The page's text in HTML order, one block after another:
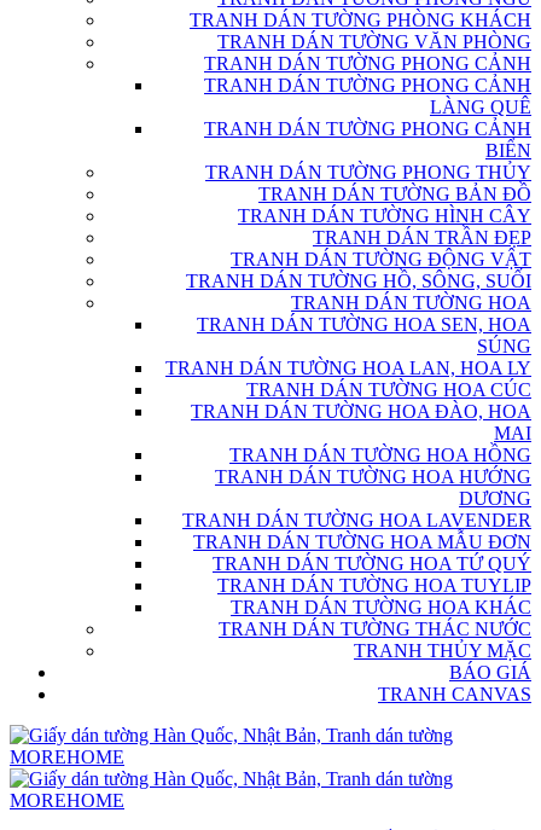
TRANH DÁN TƯỜNG PHÒNG KHÁCH
TRANH DÁN TƯỜNG VĂN PHÒNG
TRANH DÁN TƯỜNG PHONG CẢNH
TRANH DÁN TƯỜNG PHONG CẢNH
LÀNG QUÊ
TRANH DÁN TƯỜNG PHONG CẢNH
BIỂN
TRANH DÁN TƯỜNG PHONG THỦY
TRANH DÁN TƯỜNG BẢN ĐỒ
TRANH DÁN TƯỜNG HÌNH CÂY
TRANH DÁN TRẦN ĐẸP
TRANH DÁN TƯỜNG ĐỘNG VẬT
TRANH DÁN TƯỜNG HỒ, SÔNG, SUỐI
TRANH DÁN TƯỜNG HOA
TRANH DÁN TƯỜNG HOA SEN, HOA
SÚNG
TRANH DÁN TƯỜNG HOA LAN, HOA LY
TRANH DÁN TƯỜNG HOA CÚC
TRANH DÁN TƯỜNG HOA ĐÀO, HOA
MAI
TRANH DÁN TƯỜNG HOA HỒNG
TRANH DÁN TƯỜNG HOA HƯỚNG
DƯƠNG
TRANH DÁN TƯỜNG HOA LAVENDER
TRANH DÁN TƯỜNG HOA MẪU ĐƠN
TRANH DÁN TƯỜNG HOA TỨ QUÝ
TRANH DÁN TƯỜNG HOA TUYLIP
TRANH DÁN TƯỜNG HOA KHÁC
TRANH DÁN TƯỜNG THÁC NƯỚC
TRANH THỦY MẶC
BÁO GIÁ
TRANH CANVAS